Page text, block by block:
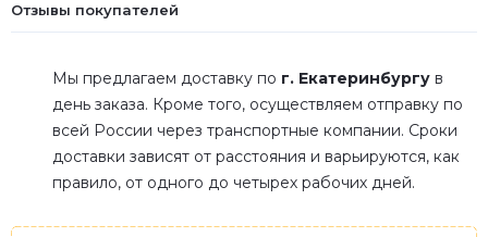
Отзывы покупателей
Мы предлагаем доставку по г. Екатеринбургу в
день заказа. Кроме того, осуществляем отправку по
всей России через транспортные компании. Сроки
доставки зависят от расстояния и варьируются, как
правило, от одного до четырех рабочих дней.